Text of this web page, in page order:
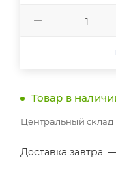
Товар в
Центральный склад
Доставка завтра